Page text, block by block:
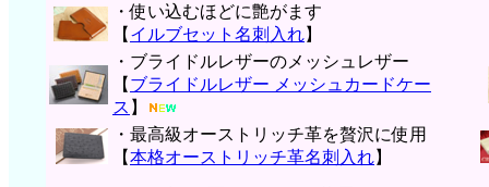
・使い込むほどに艶がます
【 イルブセット名刺入れ】
・ブライドルレザーのメッシュレザー
【 ブライドルレザー メッシュカードケー
ス 】
・最高級オーストリッチ革を贅沢に使用
【本格オーストリッチ革名刺入れ】